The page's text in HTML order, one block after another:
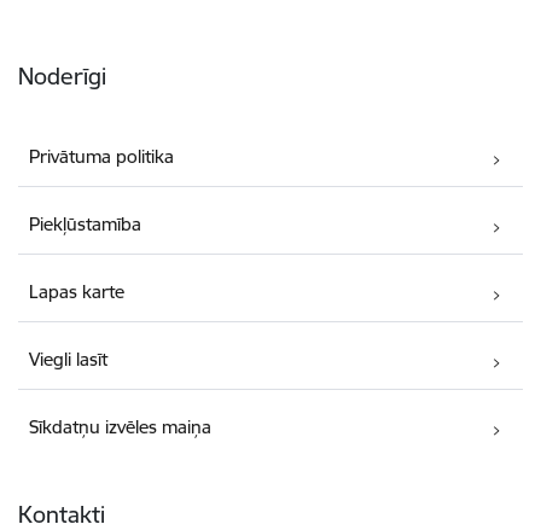
Noderīgi
Privātuma politika
Piekļūstamība
Lapas karte
Viegli lasīt
Sīkdatņu izvēles maiņa
Kontakti